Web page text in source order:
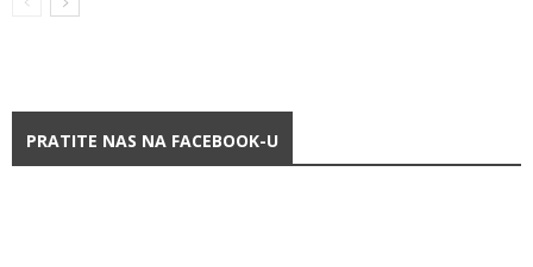
PRATITE NAS NA FACEBOOK-U